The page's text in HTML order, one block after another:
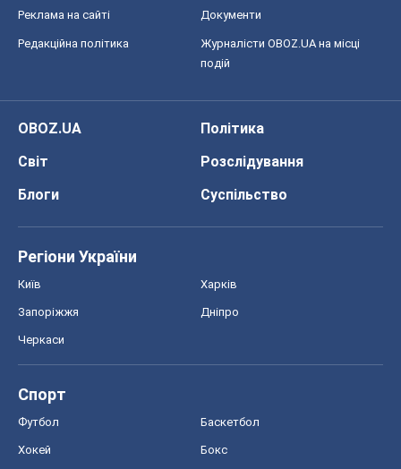
Реклама на сайті Документи
Редакційна політика
Журналісти OBOZ.UA на місці
подій
OBOZ.UA
Політика
Світ
Розслідування
Блоги
Суспільство
Регіони України
Київ Харків
Запоріжжя Дніпро
Черкаси
Спорт
Футбол Баскетбол
Хокей Бокс